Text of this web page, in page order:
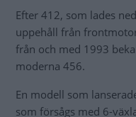
Efter 412, som lades
uppehåll från
från och med 1993
moderna 456.
En modell som
som försågs med 6-